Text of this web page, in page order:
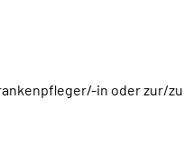
in oder zur/